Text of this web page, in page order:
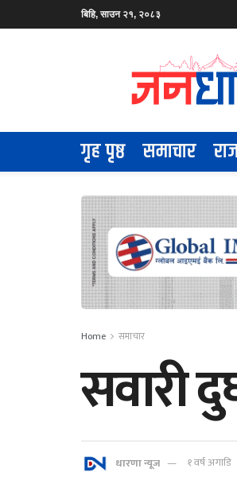
बिहि, साउन २१, २०८३
गृह पृष्ठ समाचार
Home समाचार
सवारी
धारणा न्यूज १ वर्ष अगाडि